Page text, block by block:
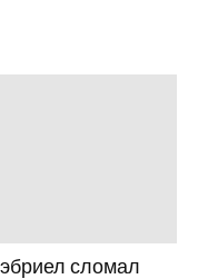
сломал